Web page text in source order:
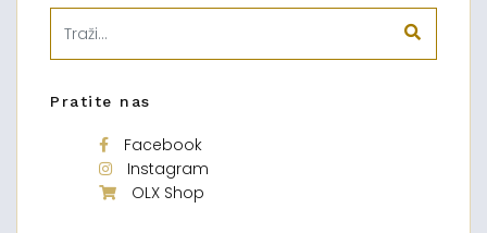
Pratite nas
Facebook
Instagram
OLX Shop